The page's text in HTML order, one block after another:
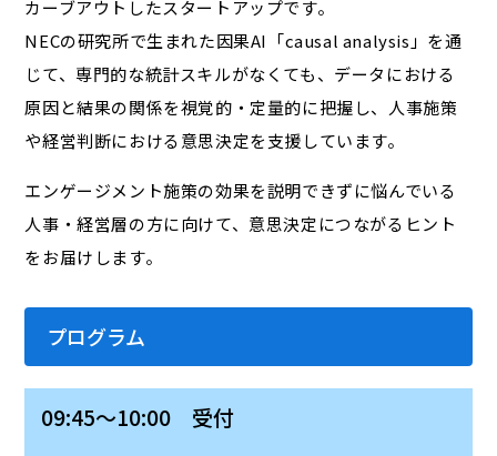
カーブアウトしたスタートアップです。
NECの研究所で生まれた因果AI「causal analysis」を通
じて、専門的な統計スキルがなくても、データにおける
原因と結果の関係を視覚的・定量的に把握し、人事施策
や経営判断における意思決定を支援しています。
エンゲージメント施策の効果を説明できずに悩んでいる
人事・経営層の方に向けて、意思決定につながるヒント
をお届けします。
プログラム
09:45～10:00 受付